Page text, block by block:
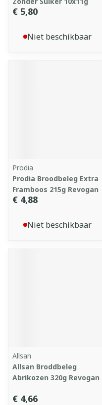
€ 5,80
Niet beschikbaar
Prodia
Prodia Broodbeleg Extra
Framboos 215g Revogan
€ 4,88
Niet beschikbaar
Allsan
Allsan Broddbeleg
Abrikozen 320g Revogan
€ 4,66